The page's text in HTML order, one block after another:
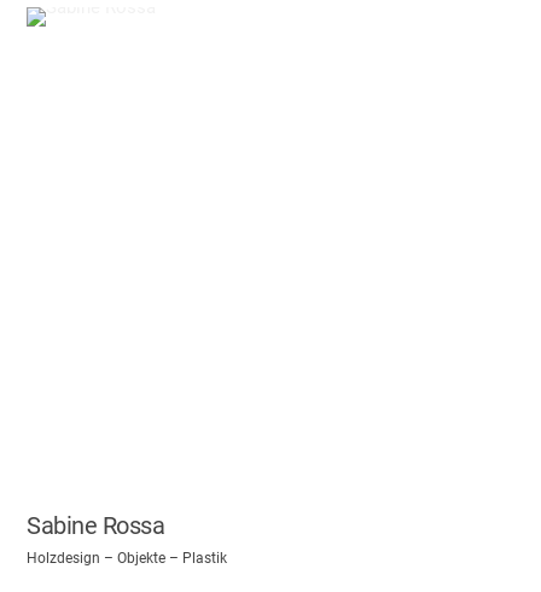
Sabine Rossa
Holzdesign – Objekte – Plastik